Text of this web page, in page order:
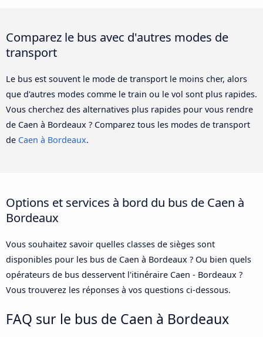
Comparez le bus avec d'autres modes de
transport
Le bus est souvent le mode de transport le moins cher, alors
que d'autres modes comme le train ou le vol sont plus rapides.
Vous cherchez des alternatives plus rapides pour vous rendre
de Caen à Bordeaux ? Comparez tous les modes de transport
de Caen à Bordeaux.
Options et services à bord du bus de Caen à
Bordeaux
Vous souhaitez savoir quelles classes de sièges sont
disponibles pour les bus de Caen à Bordeaux ? Ou bien quels
opérateurs de bus desservent l'itinéraire Caen - Bordeaux ?
Vous trouverez les réponses à vos questions ci-dessous.
FAQ sur le bus de Caen à Bordeaux